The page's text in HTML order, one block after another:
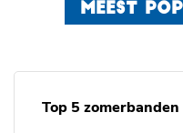
MEEST
Top 5 zomerbanden